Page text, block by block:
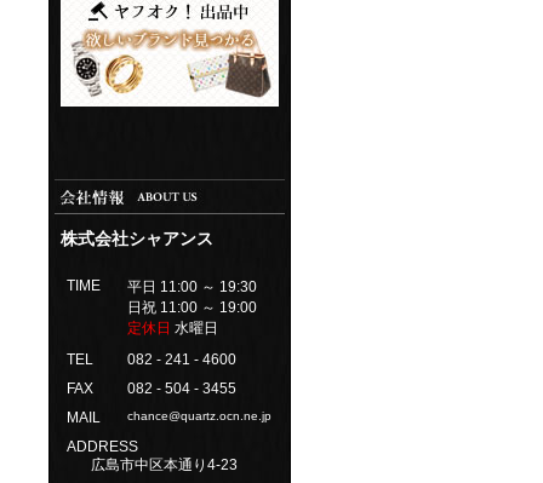
株式会社シャアンス
TIME
平日 11:00 ～ 19:30
日祝 11:00 ～ 19:00
定休日 水曜日
TEL
082 - 241 - 4600
FAX
082 - 504 - 3455
MAIL
chance@quartz.ocn.ne.jp
ADDRESS
広島市中区本通り4-23